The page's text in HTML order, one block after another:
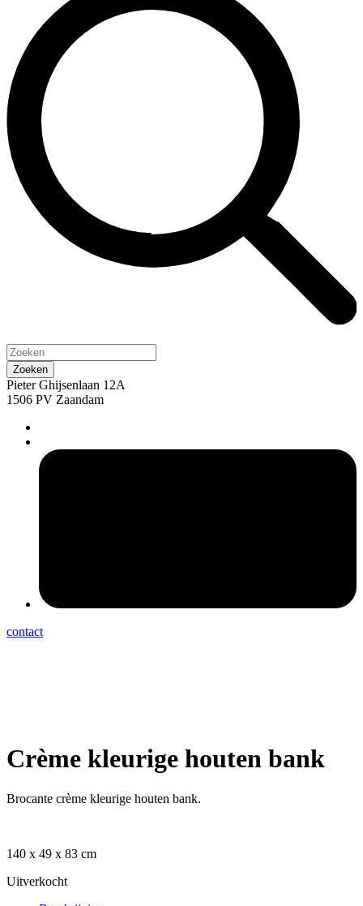
Pieter Ghijsenlaan 12A
1506 PV Zaandam
contact
Crème kleurige houten bank
Brocante crème kleurige houten bank.
140 x 49 x 83 cm
Uitverkocht